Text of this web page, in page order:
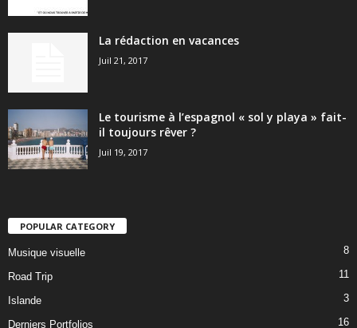
La rédaction en vacances
Juil 21, 2017
Le tourisme à l’espagnol « sol y playa » fait-
il toujours rêver ?
Juil 19, 2017
POPULAR CATEGORY
Musique visuelle 8
Road Trip 11
Islande 3
Derniers Portfolios 16